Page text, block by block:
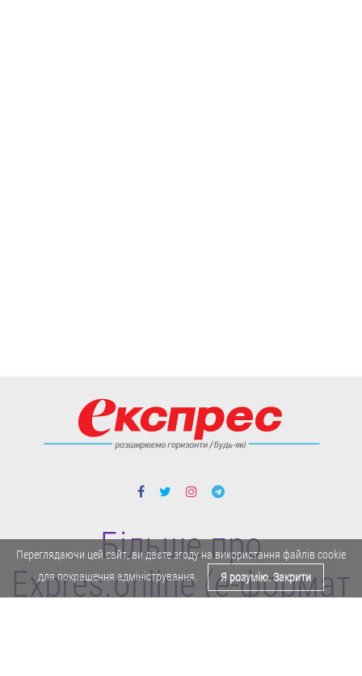
Більше про
Expres.online (e-формат
Переглядаючи цей сайт, ви даєте згоду на використання файлів cookie
для покращення адміністрування.
Я розумію. Закрити